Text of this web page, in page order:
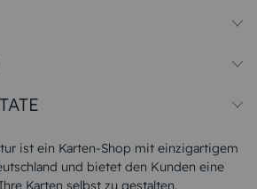
ist ein Karten-Shop mit einzigartigem
und bietet den Kunden eine
Karten selbst zu gestalten.